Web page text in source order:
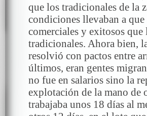
que los tradicionales de la
condiciones llevaban a que
comerciales y exitosos que
tradicionales. Ahora bien,
resolvió con pactos entre
últimos, eran gentes
no fue en salarios sino la
explotación de la mano de
trabajaba unos 18 días al